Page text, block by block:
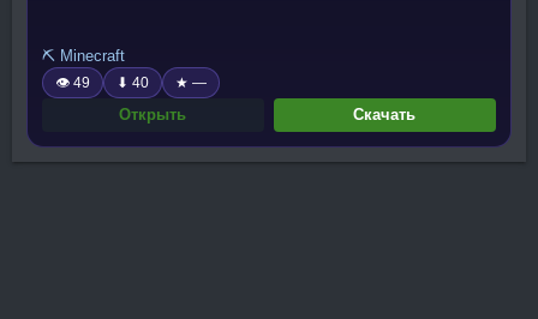
⛏️ Minecraft
👁 49 ⬇ 40 ★ —
Открыть Скачать